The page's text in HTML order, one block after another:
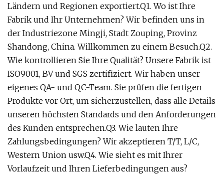
Ländern und Regionen exportiert.Q1. Wo ist Ihre
Fabrik und Ihr Unternehmen? Wir befinden uns in
der Industriezone Mingji, Stadt Zouping, Provinz
Shandong, China. Willkommen zu einem Besuch.Q2.
Wie kontrollieren Sie Ihre Qualität? Unsere Fabrik ist
ISO9001, BV und SGS zertifiziert. Wir haben unser
eigenes QA- und QC-Team. Sie prüfen die fertigen
Produkte vor Ort, um sicherzustellen, dass alle Details
unseren höchsten Standards und den Anforderungen
des Kunden entsprechen.Q3. Wie lauten Ihre
Zahlungsbedingungen? Wir akzeptieren T/T, L/C,
Western Union usw.Q4. Wie sieht es mit Ihrer
Vorlaufzeit und Ihren Lieferbedingungen aus?